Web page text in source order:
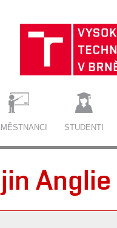
STUDENTI
Anglie